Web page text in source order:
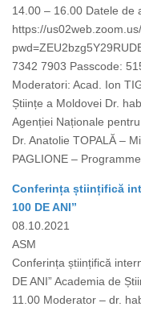
14.00 – 16.00 Datele de
https://
7342 7903 Passcode:
Moderatori: Acad. Ion
Științe a Moldovei Dr.
Agenției Naționale
Dr. Anatolie TOPALĂ –
PAGLIONE –
Conferința științifică
100 DE ANI”
08.10.2021
ASM
Conferința științifică
DE ANI” Academia de
11.00 Moderator – dr.